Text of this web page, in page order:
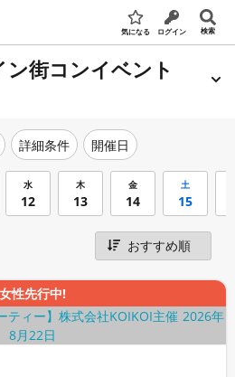
気になる ログイン 検索
街コンイベント
詳細条件 開催日
水
12
木
13
金
14
土
15
女性先行中!